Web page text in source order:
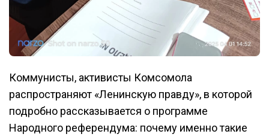
Коммунисты, активисты Комсомола
распространяют «Ленинскую правду», в которой
подробно рассказывается о программе
Народного референдума: почему именно такие